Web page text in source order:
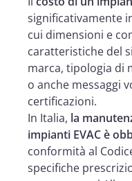
significativamente
cui dimensioni e
caratteristiche del
marca, tipologia di
o anche messaggi
certificazioni.
In Italia, la
impianti EVAC è
conformità al
specifiche